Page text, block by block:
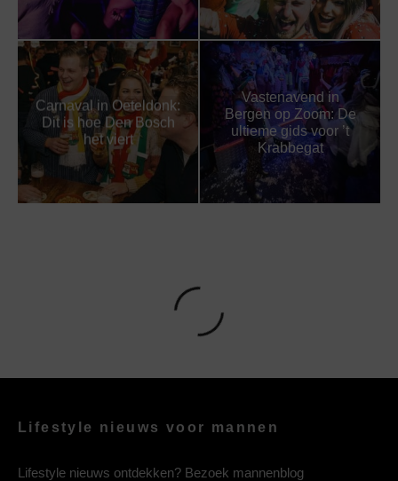
Carnaval in Oeteldonk:
Dit is hoe Den Bosch
het viert
Vastenavend in
Bergen op Zoom: De
ultieme gids voor ’t
Krabbegat
Lifestyle nieuws voor mannen
Lifestyle nieuws ontdekken? Bezoek mannenblog